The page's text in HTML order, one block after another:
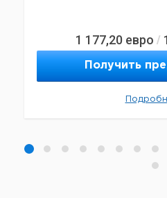
1 177,20 евро /
Получить